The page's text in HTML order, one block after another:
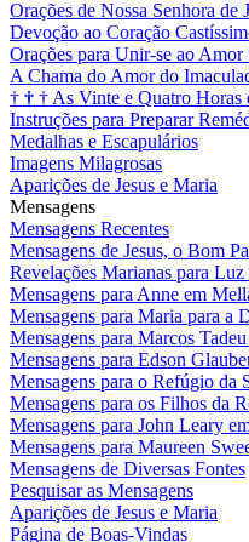
Orações de Nossa Senhora de
Devoção ao Coração
Orações para Unir-se ao Amor
A Chama do Amor do
† † † As Vinte e Quatro Horas
Instruções para Preparar
Medalhas e Escapulários
Imagens Milagrosas
Aparições de Jesus e Maria
Mensagens
Mensagens Recentes
Mensagens de Jesus, o Bom
Revelações Marianas para
Mensagens para Anne em
Mensagens para Maria para a
Mensagens para Marcos
Mensagens para Edson
Mensagens para o Refúgio da
Mensagens para os Filhos da
Mensagens para John Leary
Mensagens para Maureen
Mensagens de Diversas Fontes
Pesquisar as Mensagens
Aparições de Jesus e Maria
Página de Boas-Vindas